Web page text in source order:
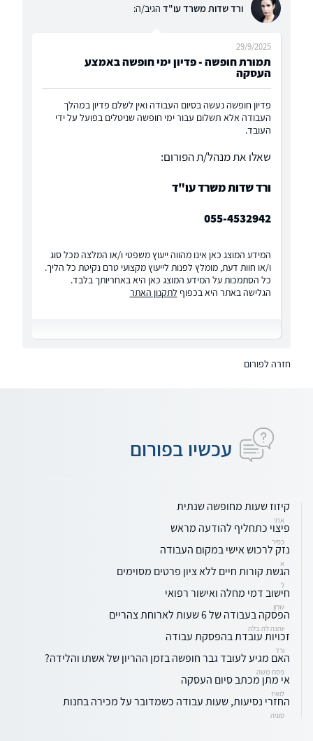
ורד שדות משרד עו"ד הגיב/ה:
תמורת חופשה - פדיון ימי חופשה באמצע
העסקה
29/9/2025
פדיון חופשה נעשה בסיום העבודה ואין לשלם פדיון במהלך
העבודה אלא תשלום עבור ימי חופשה שניטלים בפועל על ידי
העובד.
שאלו את מנהל/ת הפורום:
ורד שדות משרד עו"ד
055-4532942
המידע המוצג כאן אינו מהווה ייעוץ משפטי ו/או המלצה מכל סוג
ו/או חוות דעת, מומלץ לפנות לייעוץ מקצועי טרם נקיטת כל הליך.
כל הסתמכות על המידע המוצג כאן היא באחריותך בלבד.
הגלישה באתר היא בכפוף לתקנון האתר
חזרה לפורום
עכשיו בפורום
קיזוז שעות מחופשה שנתית
אתי
פיצוי כתחליף להודעה מראש
כפיר
נזק לרכוש אישי במקום העבודה
א
הגשת קורות חיים ללא ציון פרטים מסוימים
ל
חישוב דמי מחלה ואישור רפואי
שרון
הפסקה בעבודה של 6 שעות לארוחת צהריים
יוהנה לה בלה
זכויות עובדת בהפסקת עבודה
ורד
האם מגיע לעובד גבר חופשה בזמן ההריון של אשתו והלידה?
פסח משה
אי מתן מכתב סיום העסקה
לואיז
החזרי נסיעות, שעות עבודה כשמדובר על מכירה בחנות
סוניה